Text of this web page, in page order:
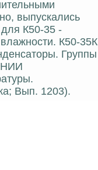
выпускались
К50-35 -
К50-35К
Группы
Вып. 1203).